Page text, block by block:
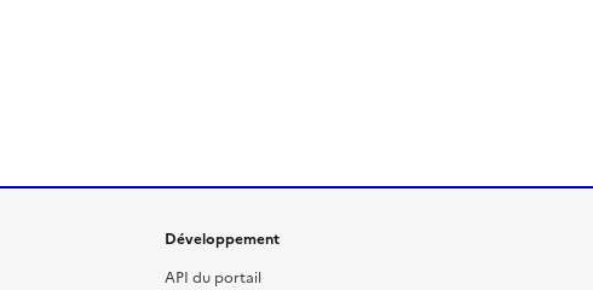
Développement
API du portail